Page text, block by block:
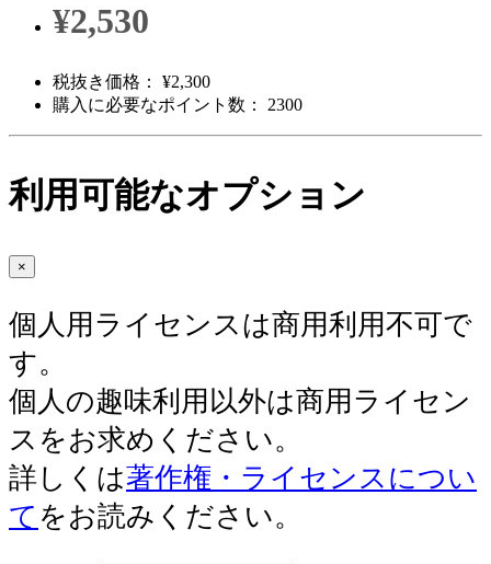
¥2,530
税抜き価格： ¥2,300
購入に必要なポイント数： 2300
利用可能なオプション
×
個人用ライセンスは商用利用不可で
す。
個人の趣味利用以外は商用ライセン
スをお求めください。
詳しくは著作権・ライセンスについ
て をお読みください。